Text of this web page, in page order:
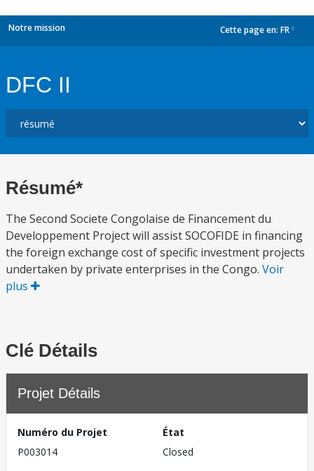
Notre mission Cette page en: FR
DFC II
Résumé*
The Second Societe Congolaise de Financement du
Developpement Project will assist SOCOFIDE in financing
the foreign exchange cost of specific investment projects
undertaken by private enterprises in the Congo. Voir
plus
Clé Détails
Projet Détails
Numéro du Projet
P003014
État
Closed